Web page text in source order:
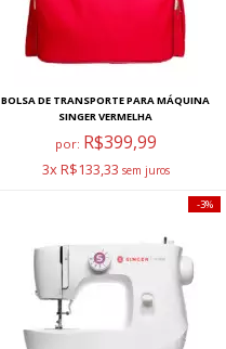
BOLSA DE TRANSPORTE PARA MÁQUINA
SINGER VERMELHA
por: R$399,99
3x R$133,33
3%